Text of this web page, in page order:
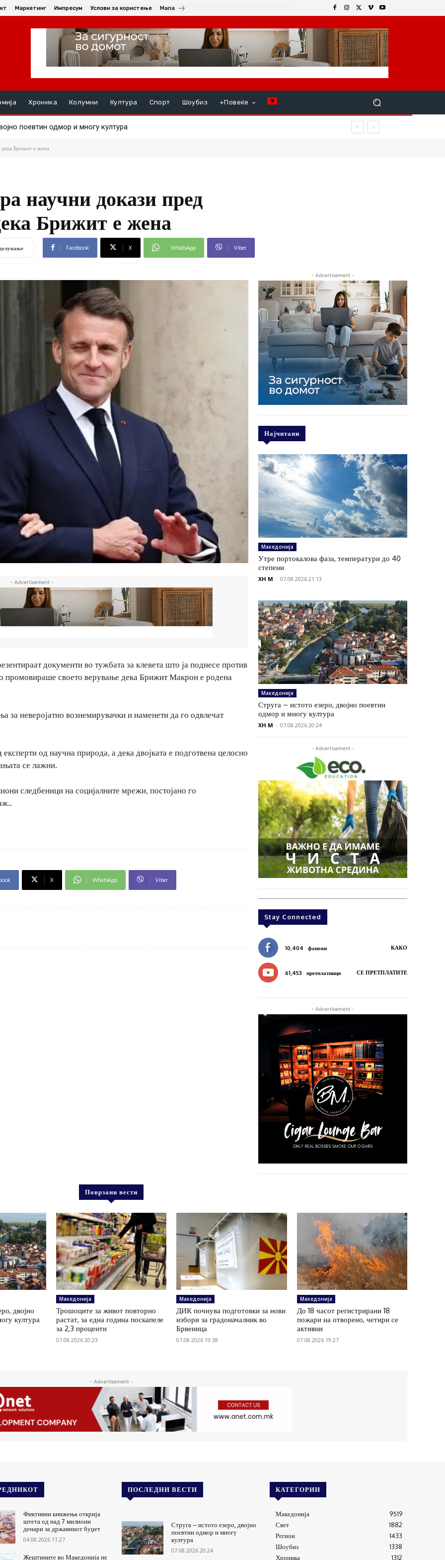
Маркетинг Импресум Услови за користење Мапа
Хроника Колумни Култура Спорт Шоубиз +Повеќе
поевтин одмор и многу култура
растат, за една година поскапеле за 2,3 проценти
дека Брижит е жена
научни докази пред
Брижит е жена
Facebook X WhatsApp Viber
- Advertisement -
документи во тужбата за клевета што ја поднесе против
промовираше своето верување дека Брижит Макрон е родена
за неверојатно вознемирувачки и наменети да го одвлечат
од научна природа, а дека двојката е подготвена целосно
се лажни.
следбеници на социјалните мрежи, постојано го
X WhatsApp Viber
- Advertisement -
Најчитани
Македонија
Утре портокалова фаза, температури до 40
степени
XH M - 07.08.2026 21:13
Македонија
Струга – истото езеро, двојно поевтин
одмор и многу култура
XH M - 07.08.2026 20:24
- Advertisement -
Stay Connected
10,404 фанови КАКО
61,453 претплатници СЕ ПРЕТПЛАТИТЕ
- Advertisement -
Поврзани вести
двојно
култура
Македонија
Трошоците за живот повторно
растат, за една година поскапеле
за 2,3 проценти
07.08.2026 20:23
Македонија
ДИК почнува подготовки за нови
избори за градоначалник во
Брвеница
07.08.2026 19:38
Македонија
До 18 часот регистрирани 18
пожари на отворено, четири се
активни
07.08.2026 19:27
- Advertisement -
Фиктивни книжења открија
штета од над 7 милиони
денари за државниот буџет
04.08.2026 11:27
Жештините во Македонија не
ПОСЛЕДНИ ВЕСТИ
Струга – истото езеро, двојно
поевтин одмор и многу
култура
07.08.2026 20:24
КАТЕГОРИИ
Македонија
9519
Свет
1882
Регион
1433
Шоубиз
1338
Хроника
1312